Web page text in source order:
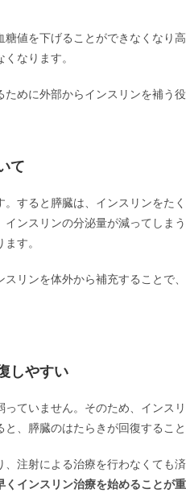
値を下げることができなくなり
なります。
めに外部からインスリンを補う役
て
すると膵臓は、インスリンをた
ンスリンの分泌量が減ってしま
す。
リンを体外から補充することで
しやすい
ていません。そのため、インス
、膵臓のはたらきが回復すること
注射による治療を行わなくても
くインスリン治療を始めることが重